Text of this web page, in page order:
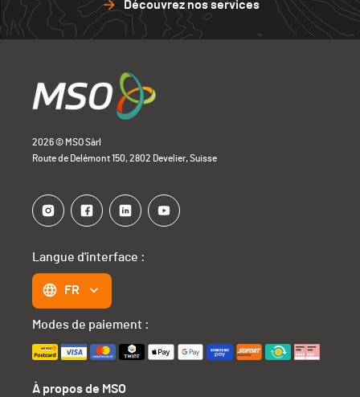
Découvrez nos services
2026 © MSO Sàrl
Route de Delémont 150, 2802 Develier, Suisse
À propos de MSO
Langue d'interface :
FR
Modes de paiement :